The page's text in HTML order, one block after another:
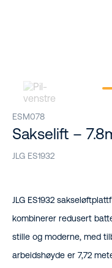
ESM078
Sakselift –
JLG ES1932
JLG ES1932
kombinerer redusert
stille og moderne, med
arbeidshøyde er 7,72